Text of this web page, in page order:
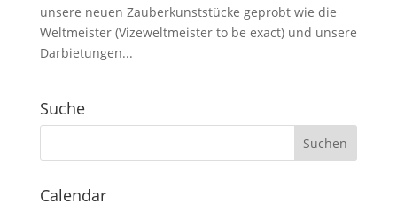
unsere neuen Zauberkunststücke geprobt wie die
Weltmeister (Vizeweltmeister to be exact) und unsere
Darbietungen...
Suche
Calendar